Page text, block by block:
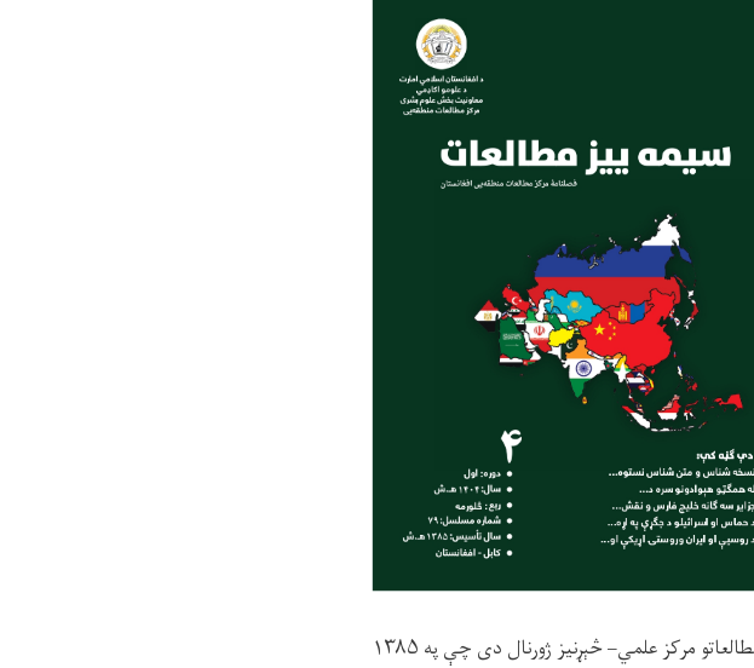
مرکز علمي– څېړنيز ژورنال دی چې په ۱۳۸۵